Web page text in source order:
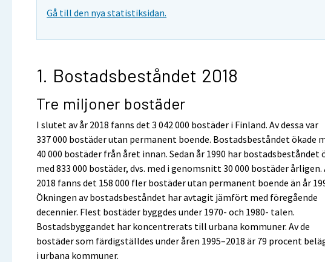
Gå till den nya statistiksidan.
1. Bostadsbeståndet 2018
Tre miljoner bostäder
I slutet av år 2018 fanns det 3 042 000 bostäder i Finland. Av dessa var
337 000 bostäder utan permanent boende. Bostadsbeståndet ökade
40 000 bostäder från året innan. Sedan år 1990 har bostadsbeståndet
med 833 000 bostäder, dvs. med i genomsnitt 30 000 bostäder årligen.
2018 fanns det 158 000 fler bostäder utan permanent boende än år
Ökningen av bostadsbeståndet har avtagit jämfört med föregående
decennier. Flest bostäder byggdes under 1970- och 1980- talen.
Bostadsbyggandet har koncentrerats till urbana kommuner. Av de
bostäder som färdigställdes under åren 1995–2018 är 79 procent
i urbana kommuner.